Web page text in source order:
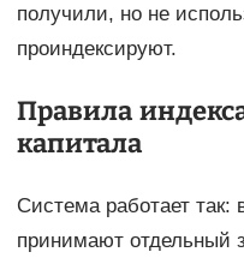
получили, но не
проиндексируют.
Правила
капитала
Система работает так:
принимают отдельный